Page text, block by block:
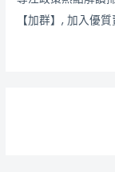
【加群】, 加入優